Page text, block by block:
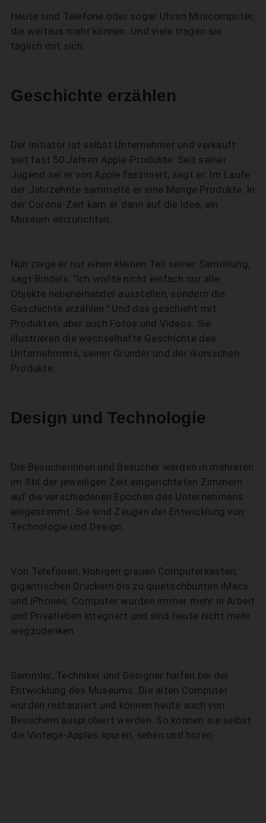
Heute sind Telefone oder sogar Uhren Minicomputer,
die weitaus mehr können. Und viele tragen sie
täglich mit sich.
Geschichte erzählen
Der Initiator ist selbst Unternehmer und verkauft
seit fast 50 Jahren Apple-Produkte. Seit seiner
Jugend sei er von Apple fasziniert, sagt er. Im Laufe
der Jahrzehnte sammelte er eine Menge Produkte. In
der Corona-Zeit kam er dann auf die Idee, ein
Museum einzurichten.
Nun zeige er nur einen kleinen Teil seiner Sammlung,
sagt Bindels. "Ich wollte nicht einfach nur alle
Objekte nebeneinander ausstellen, sondern die
Geschichte erzählen." Und das geschieht mit
Produkten, aber auch Fotos und Videos. Sie
illustrieren die wechselhafte Geschichte des
Unternehmens, seiner Gründer und der ikonischen
Produkte.
Design und Technologie
Die Besucherinnen und Besucher werden in mehreren
im Stil der jeweiligen Zeit eingerichteten Zimmern
auf die verschiedenen Epochen des Unternehmens
eingestimmt. Sie sind Zeugen der Entwicklung von
Technologie und Design.
Von Telefonen, klobigen grauen Computerkästen,
gigantischen Druckern bis zu quietschbunten iMacs
und iPhones: Computer wurden immer mehr in Arbeit
und Privatleben integriert und sind heute nicht mehr
wegzudenken.
Sammler, Techniker und Designer halfen bei der
Entwicklung des Museums. Die alten Computer
wurden restauriert und können heute auch von
Besuchern ausprobiert werden. So können sie selbst
die Vintage-Apples spüren, sehen und hören.
SUCHEN